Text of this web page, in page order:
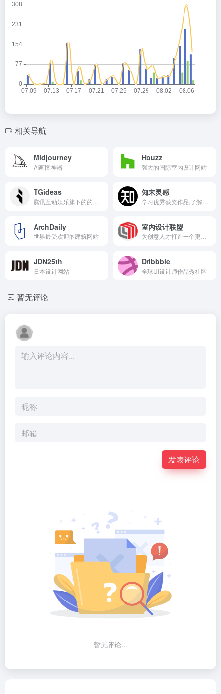
相关导航
Midjourney
AI画图神器
Houzz
强大的国际室内设计网站
TGideas 知末灵感
ArchDaily
世界最受欢迎的建筑网站
室内设计联盟
JDN25th
日本设计网站
Dribbble
全球UI设计师作品秀社区
暂无评论
发表评论
暂无评论...